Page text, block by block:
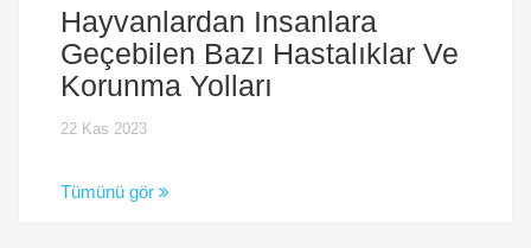
Hayvanlardan Insanlara
Geçebilen Bazı Hastalıklar Ve
Korunma Yolları
22 Kas 2023
Tümünü gör